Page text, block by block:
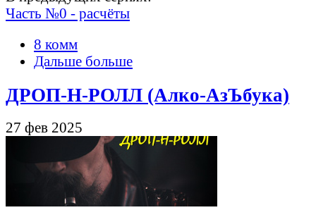
Часть №0 - расчёты
8 комм
Дальше больше
ДРОП-Н-РОЛЛ (Алко-АзЪбука)
27 фев 2025